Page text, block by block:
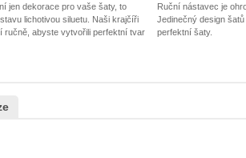
jen dekorace pro vaše šaty, to
lichotivou siluetu. Naši krajčíři
ručně, abyste vytvořili perfektní tvar
Ruční nástavec je
Jedinečný design
perfektní šaty.